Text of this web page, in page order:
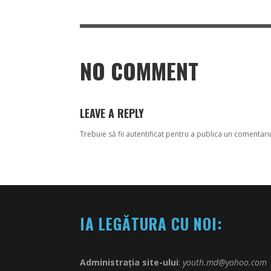
NO COMMENT
LEAVE A REPLY
Trebuie să fii autentificat pentru a publica un
IA LEGĂTURA CU NOI:
Administrația site-ului: youth.md@yahoo.com